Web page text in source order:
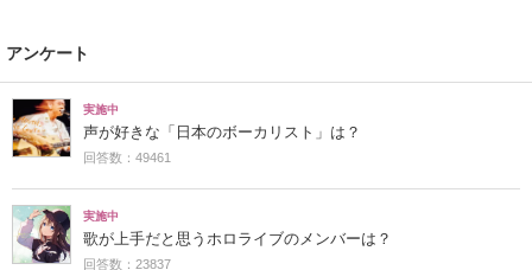
アンケート
実施中
声が好きな「日本のボーカリスト」は？
回答数：49461
実施中
歌が上手だと思うホロライブのメンバーは？
回答数：23837